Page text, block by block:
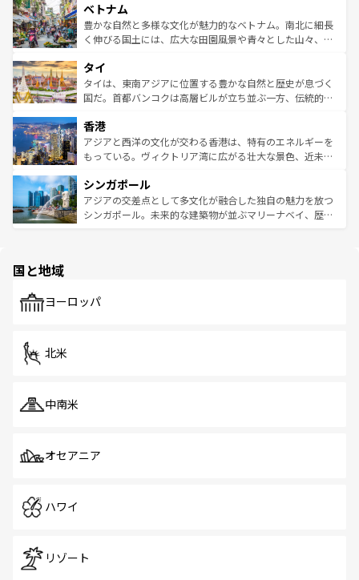
参照してほしい。
容にもいいと評判のスイーツなど、バラエティ豊かな料理
が味わえる。 なお、新着の台湾情報は コンテンツ一覧を参
照してほしい。
き、地方に足を延ばせば四季折々の自然美を楽しむことが
できる。そして、キムチや焼肉、絶品のストリートフード
まで、さまざまな韓国料理が待っている。夜には、韓国な
リティに包まれながら、韓国の多彩な魅力を心ゆくまで味
わってみてほしい。 なお、新着の韓国情報はコンテンツ一
覧を参照してほしい。
ベトナム
豊かな自然と多様な文化が魅力的なベトナム。南北に細長
く伸びる国土には、広大な田園風景や青々とした山々、世
急速な発展と共に伝統が息づく。ハノイの古い町並みやホ
ーチミン市のフランス統治時代の建物も、独特の雰囲気を
醸し出している。また、バラエティの豊かさとおいしさで
とつ。フォーやバインミー、ベトナムコーヒーなどは、ぜ
ひ現地で味わいたい。どの地域を訪れてもあたたかい人々
が旅行者を迎えてくれるので、きっと忘れられない旅にな
参照してほしい。
タイ
タイは、東南アジアに位置する豊かな自然と歴史が息づく
国だ。首都バンコクは高層ビルが立ち並ぶ一方、伝統的な
の活気が交差している。北部ではチェンマイなどの山岳地
帯で自然と触れ合い、南部ではプーケットやクラビの美し
いビーチでリゾート気分を楽しむことができる。タイ料理
激する。気候は一年中温暖で、どの季節にも異なる楽しみ
が待っている。親しみやすいタイの人々、仏教を中心とし
た文化、そして多様な観光資源が、訪れる旅人を魅了し続
香港
アジアと西洋の文化が交わる香港は、特有のエネルギーを
もっている。ヴィクトリア湾に広がる壮大な景色、近未来
み、どこを訪れても感動するはず。観光スポットが密集し
ており、効率よく見どころを回れるのも魅力。息をのむよ
うな絶景から文化的な体験まで、香港を存分に楽しみ尽く
シンガポール
アジアの交差点として多文化が融合した独自の魅力を放つ
シンガポール。未来的な建築物が並ぶマリーナベイ、歴史
で、ホーカーズは地元の風情を楽しめる外せないスポット
国と地域
ヨーロッパ
北米
中南米
オセアニア
ハワイ
リゾート